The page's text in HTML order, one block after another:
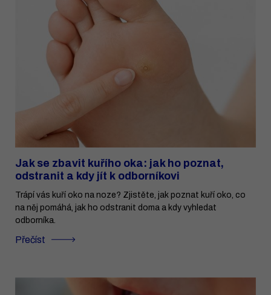
Jak se zbavit kuřího oka: jak ho poznat,
odstranit a kdy jít k odborníkovi
Trápí vás kuří oko na noze? Zjistěte, jak poznat kuří oko, co
na něj pomáhá, jak ho odstranit doma a kdy vyhledat
odborníka.
Přečíst